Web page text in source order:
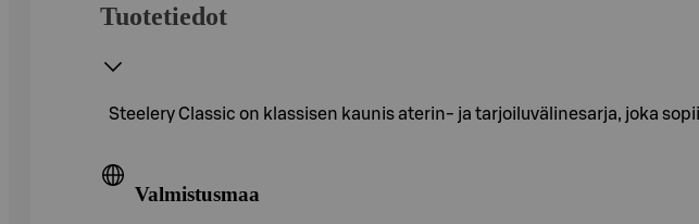
Tuotetiedot
Steelery Classic on klassisen kaunis aterin- ja tarjoiluvälinesarja, joka
Valmistusmaa